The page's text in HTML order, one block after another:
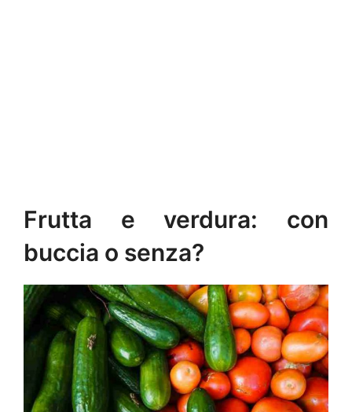
Frutta e verdura: con
buccia o senza?